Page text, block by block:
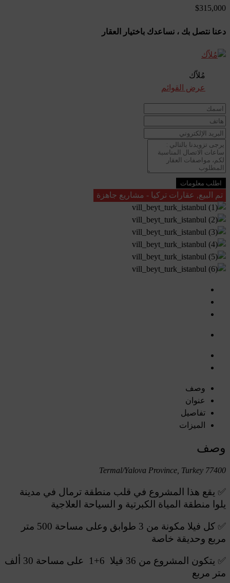
$315,000
دعنا نتصل بك ، نساعدك باختيار العقار
مُلاّك
عرض القوائم
اطلب معلومات
تم البيع, عقارات تركيا - مشاريع جاهزة
وصف
عنوان
تفاصيل
الميزات
وصف
77400 Termal/Yalova Province, Turkey
✅ يقع هذا المشروع في قلب منطقة ترمال في مدينة
يلوا منطقة المياة الكبرتية و السياحة العلاجية
✅
كل فيلا مكونة من 3 طوابق وعلى مساحة 500 متر
مربع وحديقة خاصة
✅
يتكون المشروع من 36 فيلا 6+1 على مساحة 30 ألف
متر مربع